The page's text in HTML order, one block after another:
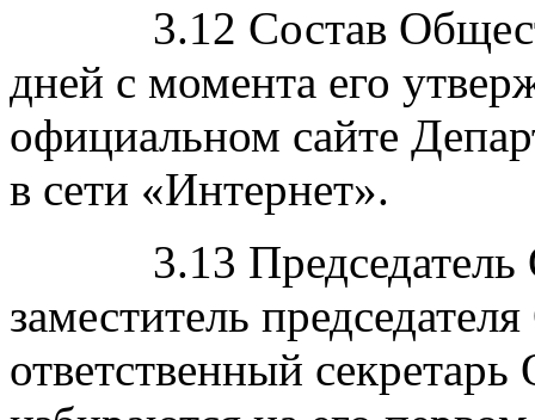
3.12 Состав
дней с момента его
официальном сайте
в сети «Интернет».
3.13 Председатель
заместитель
ответственный